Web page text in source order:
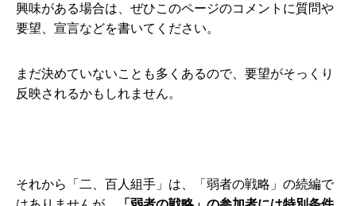
興味がある場合は、ぜひこのページのコメントに質問や
要望、宣言などを書いてください。
まだ決めていないことも多くあるので、要望がそっくり
反映されるかもしれません。
それから「二、百人組手」は、「弱者の戦略」の続編で